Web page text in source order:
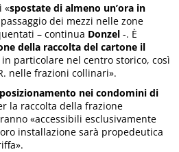
«spostate di almeno un’ora in
dei mezzi nelle zone
– continua Donzel -. È
della raccolta del cartone il
particolare nel centro storico, così
nelle frazioni collinari».
posizionamento nei condomini di
la raccolta della frazione
«accessibili esclusivamente
installazione sarà propedeutica